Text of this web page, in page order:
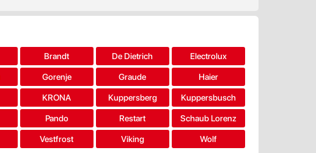
Brandt De Dietrich Electrolux
Gorenje Graude Haier
KRONA Kuppersberg Kuppersbusch
Pando Restart Schaub Lorenz
Vestfrost Viking Wolf